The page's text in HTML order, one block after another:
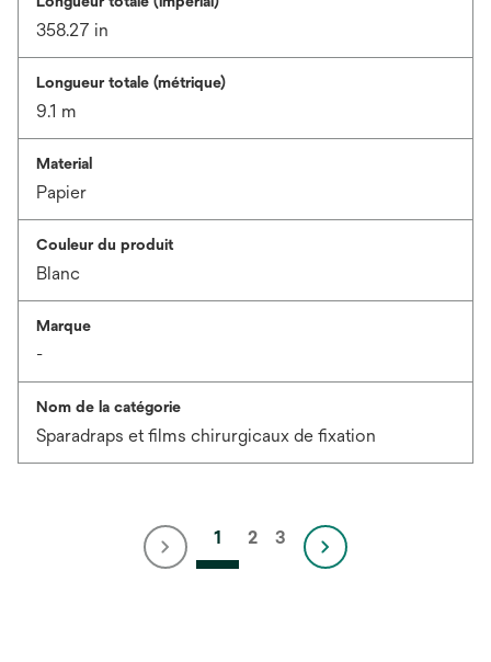
358.27 in
Longueur totale (métrique)
9.1 m
Material
Papier
Couleur du produit
Blanc
Marque
-
Nom de la catégorie
Sparadraps et films chirurgicaux de fixation
1 2 3